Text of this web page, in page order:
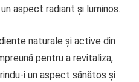
aspect radiant și luminos.
naturale și active din
pentru a revitaliza,
i un aspect sănătos și